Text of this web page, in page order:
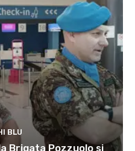
BLU
Brigata Pozzuolo si